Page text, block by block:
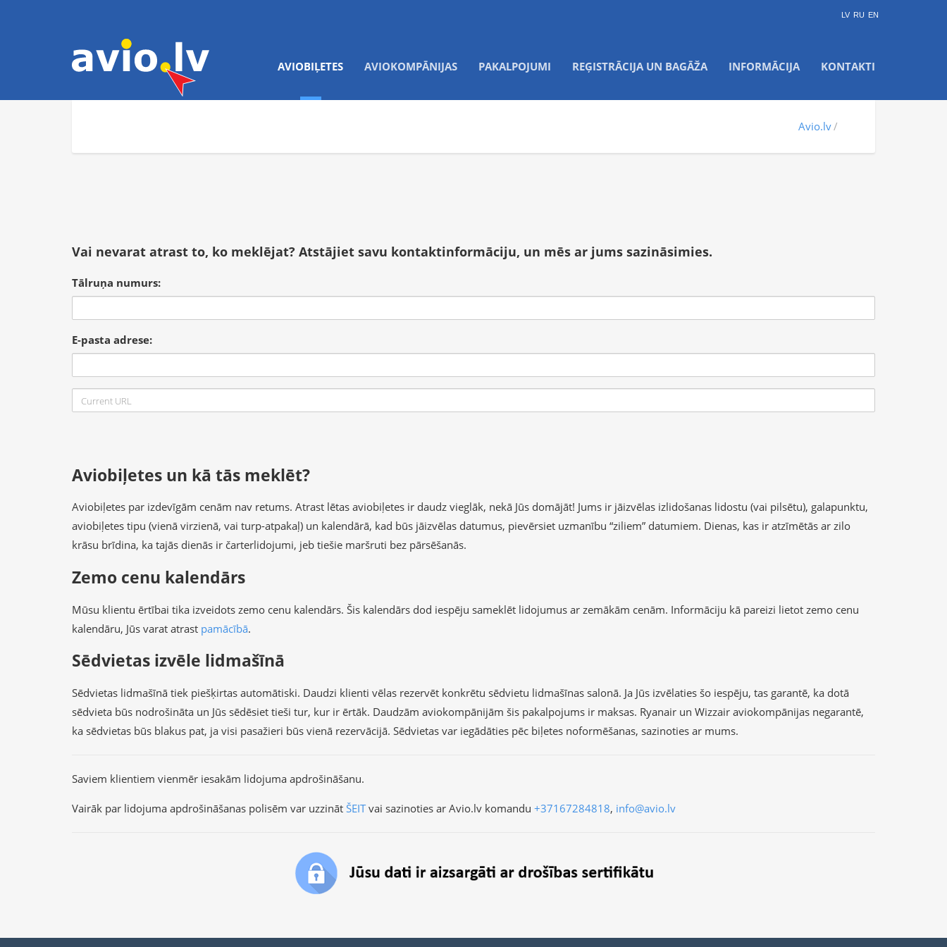
LV RU EN
AVIOBIĻETES AVIOKOMPĀNIJAS PAKALPOJUMI REĢISTRĀCIJA UN BAGĀŽA INFORMĀCIJA KONTAKTI
Avio.lv
Vai nevarat atrast to, ko meklējat? Atstājiet savu kontaktinformāciju, un mēs ar jums sazināsimies.
Tālruņa numurs:
E-pasta adrese:
Aviobiļetes un kā tās meklēt?
Aviobiļetes par izdevīgām cenām nav retums. Atrast lētas aviobiļetes ir daudz vieglāk, nekā Jūs domājāt! Jums ir jāizvēlas izlidošanas lidostu (vai pilsētu), galapunktu,
aviobiļetes tipu (vienā virzienā, vai turp-atpakaļ) un kalendārā, kad būs jāizvēlas datumus, pievērsiet uzmanību “ziliem” datumiem. Dienas, kas ir atzīmētās ar zilo
krāsu brīdina, ka tajās dienās ir čarterlidojumi, jeb tiešie maršruti bez pārsēšanās.
Zemo cenu kalendārs
Mūsu klientu ērtībai tika izveidots zemo cenu kalendārs. Šis kalendārs dod iespēju sameklēt lidojumus ar zemākām cenām. Informāciju kā pareizi lietot zemo cenu
kalendāru, Jūs varat atrast pamācībā.
Sēdvietas izvēle lidmašīnā
Sēdvietas lidmašīnā tiek piešķirtas automātiski. Daudzi klienti vēlas rezervēt konkrētu sēdvietu lidmašīnas salonā. Ja Jūs izvēlaties šo iespēju, tas garantē, ka dotā
sēdvieta būs nodrošināta un Jūs sēdēsiet tieši tur, kur ir ērtāk. Daudzām aviokompānijām šis pakalpojums ir maksas. Ryanair un Wizzair aviokompānijas negarantē,
ka sēdvietas būs blakus pat, ja visi pasažieri būs vienā rezervācijā. Sēdvietas var iegādāties pēc biļetes noformēšanas, sazinoties ar mums.
Saviem klientiem vienmēr iesakām lidojuma apdrošināšanu.
Vairāk par lidojuma apdrošināšanas polisēm var uzzināt ŠEITvai sazinoties ar Avio.lv komandu +37167284818, info@avio.lv